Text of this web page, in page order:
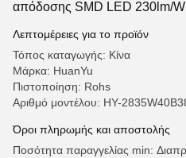
απόδοσης SMD LED 230lm/
Λεπτομέρειες για το προϊόν
Τόπος καταγωγής: Κίνα
Μάρκα: HuanYu
Πιστοποίηση: Rohs
Αριθμό μοντέλου: HY-
Όροι πληρωμής και αποστολής
Ποσότητα παραγγελίας min: